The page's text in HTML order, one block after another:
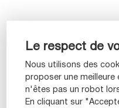
Le respect de
Nous utilisons des
proposer une
n'êtes pas un robot
En cliquant sur